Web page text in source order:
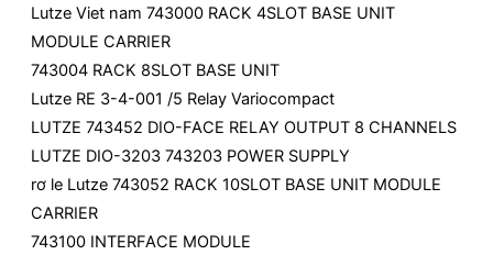
Lutze Viet nam 743000 RACK 4SLOT BASE UNIT
MODULE CARRIER
743004 RACK 8SLOT BASE UNIT
Lutze RE 3-4-001 /5 Relay Variocompact
LUTZE 743452 DIO-FACE RELAY OUTPUT 8 CHANNELS
LUTZE DIO-3203 743203 POWER SUPPLY
rơ le Lutze 743052 RACK 10SLOT BASE UNIT MODULE
CARRIER
743100 INTERFACE MODULE